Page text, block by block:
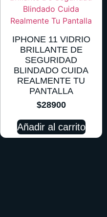
IPHONE 11 VIDRIO
BRILLANTE DE
SEGURIDAD
BLINDADO CUIDA
REALMENTE TU
PANTALLA
$28900
Añadir al carrito